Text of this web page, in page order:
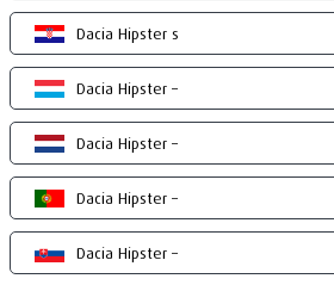
Dacia Hipster s
Dacia Hipster –
Dacia Hipster –
Dacia Hipster –
Dacia Hipster –